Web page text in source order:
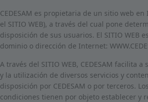
CEDESAM es propietaria de un sitio web
el SITIO WEB), a través del cual pone
disposición de sus usuarios. El SITIO WEB
dominio o dirección de Internet:
A través del SITIO WEB, CEDESAM facilita
y la utilización de diversos servicios y
disposición por CEDESAM o por terceros.
condiciones tienen por objeto establecer y